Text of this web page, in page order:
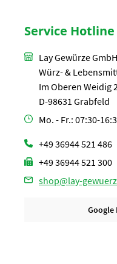
Service Hotline
Lay Gewürze GmbH
Würz- &
Im Oberen Weidig
D-98631 Grabfeld
Mo. - Fr.: 07:30-
+49 36944 521 486
+49 36944 521 300
shop@lay-
Google